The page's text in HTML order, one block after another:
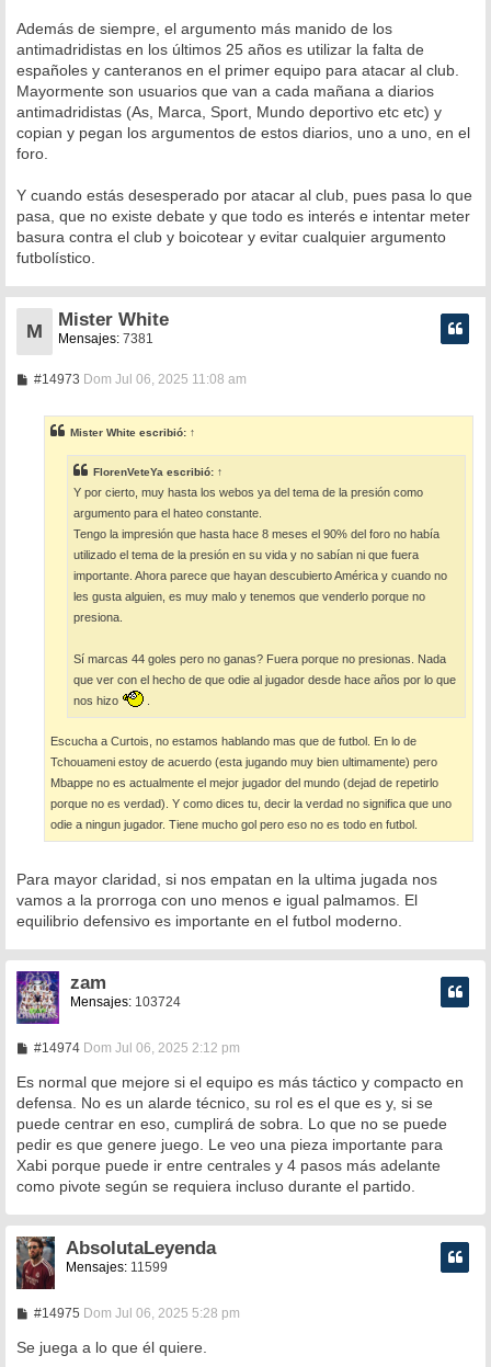
Además de siempre, el argumento más manido de los
antimadridistas en los últimos 25 años es utilizar la falta de
españoles y canteranos en el primer equipo para atacar al club.
Mayormente son usuarios que van a cada mañana a diarios
antimadridistas (As, Marca, Sport, Mundo deportivo etc etc) y
copian y pegan los argumentos de estos diarios, uno a uno, en el
foro.
Y cuando estás desesperado por atacar al club, pues pasa lo que
pasa, que no existe debate y que todo es interés e intentar meter
basura contra el club y boicotear y evitar cualquier argumento
futbolístico.
M
Mister White
Mensajes: 7381
#14973M
a
j
e
Dom Jul 06, 2025 11:08 am
Mister White escribió: ↑
FlorenVeteYa escribió: ↑
Y por cierto, muy hasta los webos ya del tema de la presión como
argumento para el hateo constante.
Tengo la impresión que hasta hace 8 meses el 90% del foro no había
utilizado el tema de la presión en su vida y no sabían ni que fuera
importante. Ahora parece que hayan descubierto América y cuando no
les gusta alguien, es muy malo y tenemos que venderlo porque no
presiona.
Sí marcas 44 goles pero no ganas? Fuera porque no presionas. Nada
que ver con el hecho de que odie al jugador desde hace años por lo que
nos hizo
.
Escucha a Curtois, no estamos hablando mas que de futbol. En lo de
Tchouameni estoy de acuerdo (esta jugando muy bien ultimamente) pero
Mbappe no es actualmente el mejor jugador del mundo (dejad de repetirlo
porque no es verdad). Y como dices tu, decir la verdad no significa que uno
odie a ningun jugador. Tiene mucho gol pero eso no es todo en futbol.
Para mayor claridad, si nos empatan en la ultima jugada nos
vamos a la prorroga con uno menos e igual palmamos. El
equilibrio defensivo es importante en el futbol moderno.
zam
Mensajes:103724
#14974M
n
s
a
j
Dom Jul 06, 2025 2:12 pm
Es normal que mejore si el equipo es más táctico y compacto en
defensa. No es un alarde técnico, su rol es el que es y, si se
puede centrar en eso, cumplirá de sobra. Lo que no se puede
pedir es que genere juego. Le veo una pieza importante para
Xabi porque puede ir entre centrales y 4 pasos más adelante
como pivote según se requiera incluso durante el partido.
AbsolutaLeyenda
Mensajes: 11599
#14975M
n
s
Dom Jul 06, 2025 5:28 pm
Se juega a lo que él quiere.